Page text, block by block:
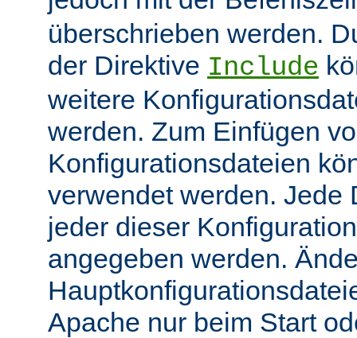
überschrieben werden.
der Direktive Include
weitere
werden. Zum Einfügen
Konfigurationsdateien
verwendet werden. Jede
jeder dieser
angegeben werden.
Apache nur beim Start